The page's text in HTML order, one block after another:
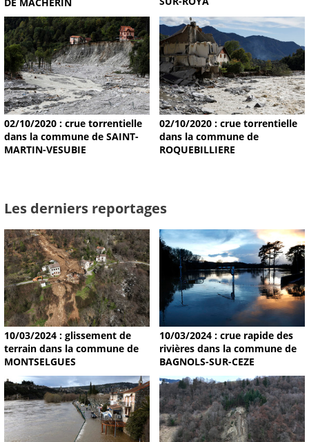
02/10/2020 : crue torrentielle
dans la commune de SAINT-
MARTIN-VESUBIE
02/10/2020 : crue torrentielle
dans la commune de
ROQUEBILLIERE
Les derniers reportages
10/03/2024 : glissement de
terrain dans la commune de
MONTSELGUES
10/03/2024 : crue rapide des
rivières dans la commune de
BAGNOLS-SUR-CEZE